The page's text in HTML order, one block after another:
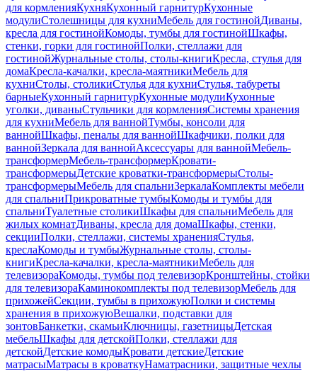
для кормленияКухняКухонный гарнитурКухонные
модулиСтолешницы для кухниМебель для гостинойДиваны,
кресла для гостинойКомоды, тумбы для гостинойШкафы,
стенки, горки для гостинойПолки, стеллажи для
гостинойЖурнальные столы, столы-книгиКресла, стулья для
домаКресла-качалки, кресла-маятникиМебель для
кухниСтолы, столикиСтулья для кухниСтулья, табуреты
барныеКухонный гарнитурКухонные модулиКухонные
уголки, диваныСтульчики для кормленияСистемы хранения
для кухниМебель для ваннойТумбы, консоли для
ваннойШкафы, пеналы для ваннойШкафчики, полки для
ваннойЗеркала для ваннойАксессуары для ваннойМебель-
трансформерМебель-трансформерКровати-
трансформерыДетские кроватки-трансформерыСтолы-
трансформерыМебель для спальниЗеркалаКомплекты мебели
для спальниПрикроватные тумбыКомоды и тумбы для
спальниТуалетные столикиШкафы для спальниМебель для
жилых комнатДиваны, кресла для домаШкафы, стенки,
секцииПолки, стеллажи, системы храненияСтулья,
креслаКомоды и тумбыЖурнальные столы, столы-
книгиКресла-качалки, кресла-маятникиМебель для
телевизораКомоды, тумбы под телевизорКронштейны, стойки
для телевизораКаминокомплекты под телевизорМебель для
прихожейСекции, тумбы в прихожуюПолки и системы
хранения в прихожуюВешалки, подставки для
зонтовБанкетки, скамьиКлючницы, газетницыДетская
мебельШкафы для детскойПолки, стеллажи для
детскойДетские комодыКровати детскиеДетские
матрасыМатрасы в кроваткуНаматрасники, защитные чехлы